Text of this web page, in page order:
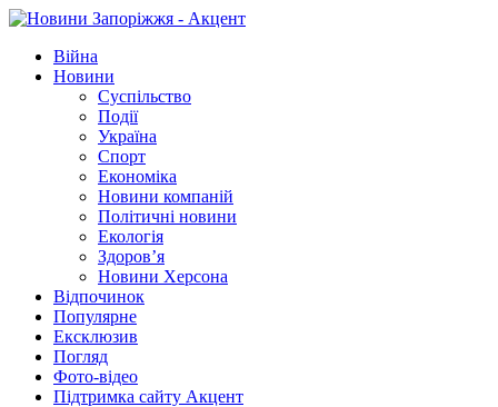
Війна
Новини
Суспільство
Події
Україна
Спорт
Економіка
Новини компаній
Політичні новини
Екологія
Здоров’я
Новини Херсона
Відпочинок
Популярне
Ексклюзив
Погляд
Фото-відео
Підтримка сайту Акцент